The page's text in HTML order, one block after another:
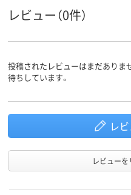
商品環境
レビュー（0件）
投稿されたレビューはまだありま
待ちしています。
レ
レビュー